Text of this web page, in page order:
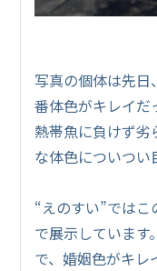
写真の個体は先
番体色がキレイだ
熱帯魚に負けず劣
な体色についつい
“えのすい”では
で展示しています
で、婚姻色がキレ